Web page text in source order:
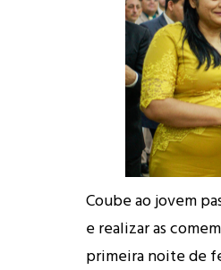
Coube ao jovem
e realizar as
primeira noite de